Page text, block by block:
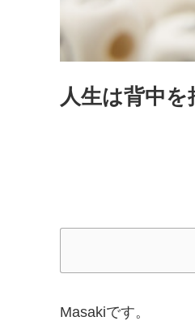
人生は背中
Masakiです。